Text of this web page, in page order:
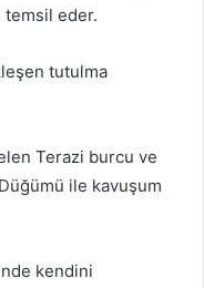
temsil eder.
tutulma
Terazi burcu ve
ile kavuşum
kendini